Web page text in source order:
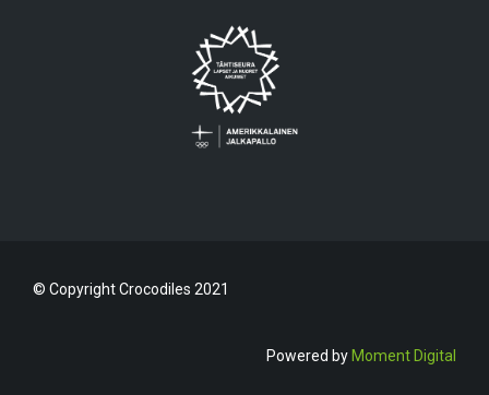
© Copyright Crocodiles 2021
Powered by Moment Digital